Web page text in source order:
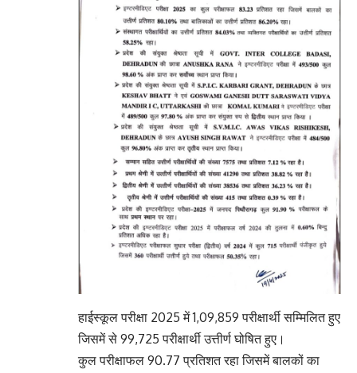
हाईस्कूल परीक्षा 2025 में 1,09,859 परीक्षार्थी सम्मिलित हुए
जिसमें से 99,725 परीक्षार्थी उत्तीर्ण घोषित हुए।
कुल परीक्षाफल 90.77 प्रतिशत रहा जिसमें बालकों का